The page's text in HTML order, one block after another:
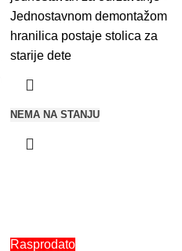
Jednostavnom demontažom
hranilica postaje stolica za
starije dete
NEMA NA STANJU
Rasprodato